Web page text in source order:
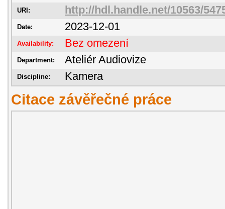
URI: http://hdl.handle.net/10563/
Date: 2023-12-01
Availability: Bez omezení
Department: Ateliér Audiovize
Discipline: Kamera
Citace závěřečné práce